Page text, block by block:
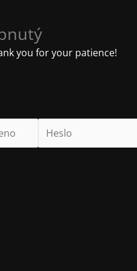
you for your patience!